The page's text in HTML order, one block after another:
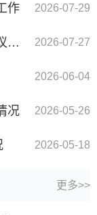
作 2026-07-29
市人大常委会召开员额检察官履职评议暨刑事执行检察工作情况反馈会 2026-07-27
2026-06-04
况 2026-05-26
2026-05-18
更多>>